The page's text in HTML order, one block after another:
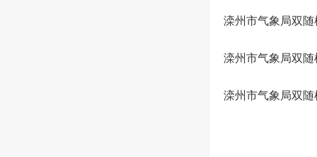
滦州市气象局双随
滦州市气象局双
滦州市气象局双